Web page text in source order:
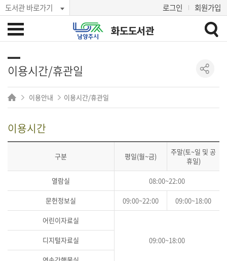
도서관 바로가기 로그인 회원가입
화도도서관
이용시간/휴관일
이용안내 이용시간/휴관일
이용시간
구분 평일(월~금)
주말(토~일 및 공
휴일)
열람실 08:00~22:00
문헌정보실 09:00~22:00 09:00~18:00
어린이자료실
09:00~18:00
디지털자료실